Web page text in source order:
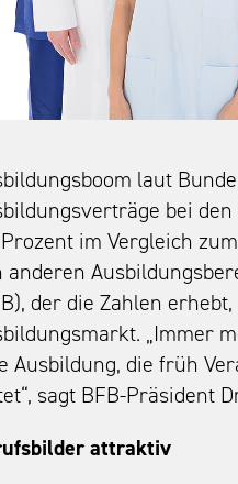
laut
bei
im Vergleich
anderen
der die Zahlen
„Immer
Ausbildung, die früh
sagt BFB-Präsident
attraktiv